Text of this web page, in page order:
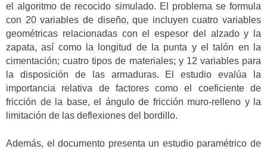
el algoritmo de recocido simulado. El problema se formula
con 20 variables de diseño, que incluyen cuatro variables
geométricas relacionadas con el espesor del alzado y la
zapata, así como la longitud de la punta y el talón en la
cimentación; cuatro tipos de materiales; y 12 variables para
la disposición de las armaduras. El estudio evalúa la
importancia relativa de factores como el coeficiente de
fricción de la base, el ángulo de fricción muro-relleno y la
limitación de las deflexiones del bordillo.
Además, el documento presenta un estudio paramétrico de